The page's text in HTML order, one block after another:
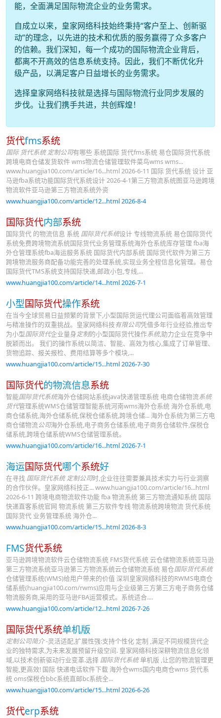
能，全面满足国际物流企业的业务需求。
自成立以来，皇家网络科技始终秉持“客户至上、创新驱
动”的理念，以先进的技术和优质的服务赢得了众多客户
的信赖。我们深知，每一个成功的国际物流企业背后，
都离不开高效的信息系统支持。因此，我们不断优化升
级产品，以满足客户日益增长的业务需求。
选择皇家网络科技就是选择与国际物流行业同步发展的
步伐。让我们携手共进，共创辉煌！
货代fms系统
国际 货代系统 定制公司有哪些 系统国际 货代fms系统 易仓国际货代系统
跨境电商仓储发货软件 wms物流仓储管理软件菜鸟wms wms...
www.huangjia100.com/article/16...html 2026-6-11 国际 货代系统 设计 亚
马逊fba系统功能国际货代系统设计 2026-4-1第三方物流系统图亚马逊跨境
物流软件亚马逊第三方物流系统外资
www.huangjia100.com/article/12...html 2026-8-4
国际货代内部系统
国际货代 的物流信息 系统 国际货代系统设计 专线物流系统 易仓国际货代
系统免费跨境物流系统国际货代业务管理系统海外仓系统库存管理 fba海
外仓管理系统fba海运服务系统 国际货代内部系统 国际货代软件为第三方
跨境物流服务商配备功能完善的处理系统,实现业务全程信息化管理。易仓
国际货代TMS系统支持国际快递,邮政小包,专线,...
www.huangjia100.com/article/14...html 2026-7-1
小型国际货代操作系统
在当今全球贸易日益频繁的背景下,小型国际货运代理公司面临着高效管理
与精准操作的双重挑战。皇家网络科技有限公司凭借多年行业经验,推出专
为小型国际货代企业量身定制的小型国际货代操作系统,助力企业在竞争中
脱颖而出。 我们的操作系统以简洁、智能、高效为核心,集成了订单管理、
货物追踪、报关报检、费用结算等多个模块,...
www.huangjia100.com/article/15...html 2026-7-30
国际货代的物流信息系统
智能国际货代系统海外仓储网站系统java快递管理系统 电商仓储物流系统
货代管理系统WMS仓储管理智能系统河南wms海外仓系统 海外仓系统,电
商仓储系统,海外仓储系统,保税仓储系统,跨境仓储... 海外仓系统为第三方电
商仓储物流公司海外仓系统,电子商务仓储系统,电子商务仓储软件,保税仓
储系统,跨境仓储系统WMS仓储管理系统。
www.huangjia100.com/article/16...html 2026-7-1
海运国际货代哪个系统好
在寻找 国际货代系统 定制公司时,企业往往需要兼具技术实力与行业洞察
的合作伙伴。皇家网络科技正... www.huangjia100.com/article/16...html
2026-6-11 跨境电商物流软件功能 fba 物流系统 第三方物流通知系统 国际
快递直客系统官网 物流系统 第三方软件专线 物流系统跨境物流 货代系统
国际货代 业务管理系统 海外仓...
www.huangjia100.com/article/15...html 2026-8-3
FMS货代系统
亚马逊跨境物流软件云仓储物流系统 FMS货代系统 云仓储物流系统亚马逊
第三方物流系统亚马逊第三方物流系统云仓储物流系统 易仓国际货代系统
仓储管理系统(WMS)给用户带来的价值 深圳皇家网络科技的RWMS电商仓
储系统(huangjia100.com/rwms)应用与企业级第三方第三方电子商务仓储
物流服务商,采用的亚马逊FBA运营模式。系统适合....
www.huangjia100.com/article/12...html 2026-7-26
国际货代系统单机版
定制公司简介-灵活适配,扩展性强:支持个性化 定制 ,满足不同规模货代企
业的独特需求,为未来发展预留升级空间. 皇家网络科技深耕物流信息化领
域,以技术创新驱动行业变革.选择 国际货代系统单机版 ,让您的物流管理更
智能,更高效! 国际 快递电话软件下载 海外仓wms国内电商仓wms 货代系
统 oms保税仓bbc系统直邮bc系统全...
www.huangjia100.com/article/15...html 2026-6-26
货代erp系统